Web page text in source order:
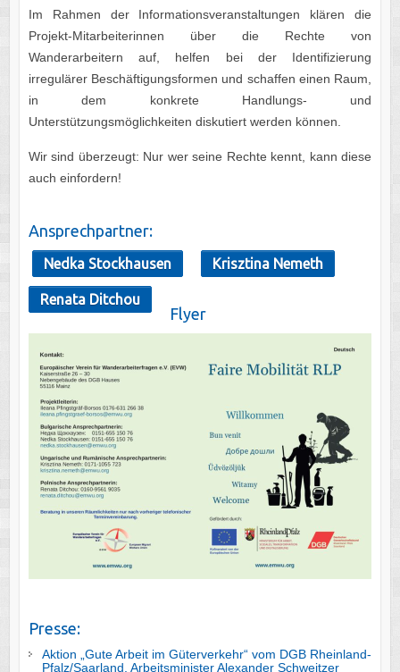
Im Rahmen der Informationsveranstaltungen klären die
Projekt-Mitarbeiterinnen über die Rechte von
Wanderarbeitern auf, helfen bei der Identifizierung
irregulärer Beschäftigungsformen und schaffen einen Raum,
in dem konkrete Handlungs- und
Unterstützungsmöglichkeiten diskutiert werden können.
Wir sind überzeugt: Nur wer seine Rechte kennt, kann diese
auch einfordern!
Ansprechpartner:
Nedka Stockhausen Krisztina Nemeth
Renata Ditchou
Flyer
Presse:
Aktion „Gute Arbeit im Güterverkehr“ vom DGB Rheinland-
Pfalz/Saarland, Arbeitsminister Alexander Schweitzer